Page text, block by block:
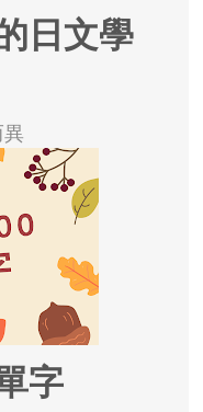
日文學
字